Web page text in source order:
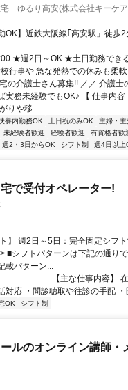
ゆるり高安(株式会社キーケ
OK】近鉄大阪線｢高安駅」徒歩2
★週2日～OK ★土日勤務でき
行事や 急な発熱での休みも柔軟
の介護士さん募集!! ／／ 介護士
務未経験でもOK♪ 【 仕事内容
りや移...
養内勤務OK 土日祝のみOK 主婦・主
未経験者歓迎 経験者歓迎 有資格者歓
週2・3日からOK シフト制 週4日以上
で受付オペレーター!
】 週2日～5日：完全固定シフ
■シフトパターンは下記の通り
載パターン...
【主な仕事内容】
対応 ・問診聴取や往診の手配
OK シフト制
ルのオンライン講師